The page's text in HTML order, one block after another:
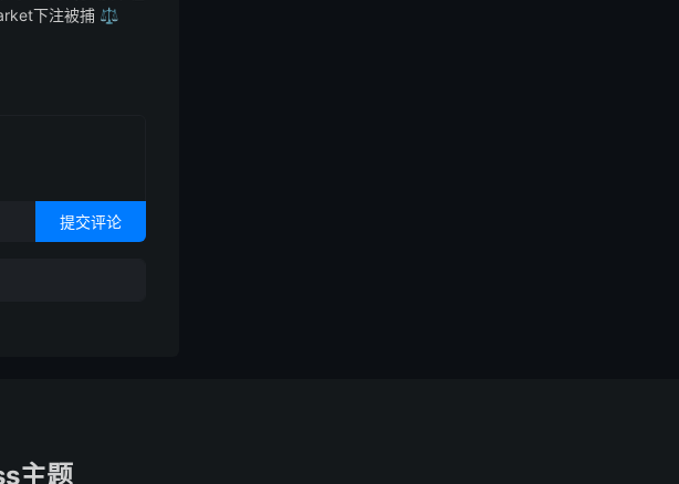
下注被捕 ⚖️
提交评论
主题